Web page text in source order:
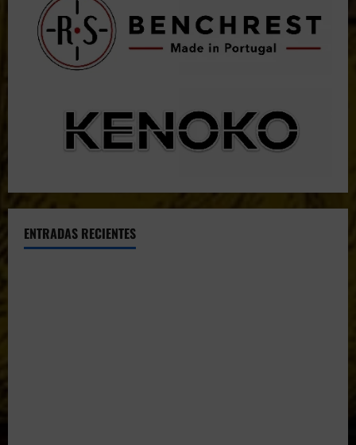
ENTRADAS RECIENTES